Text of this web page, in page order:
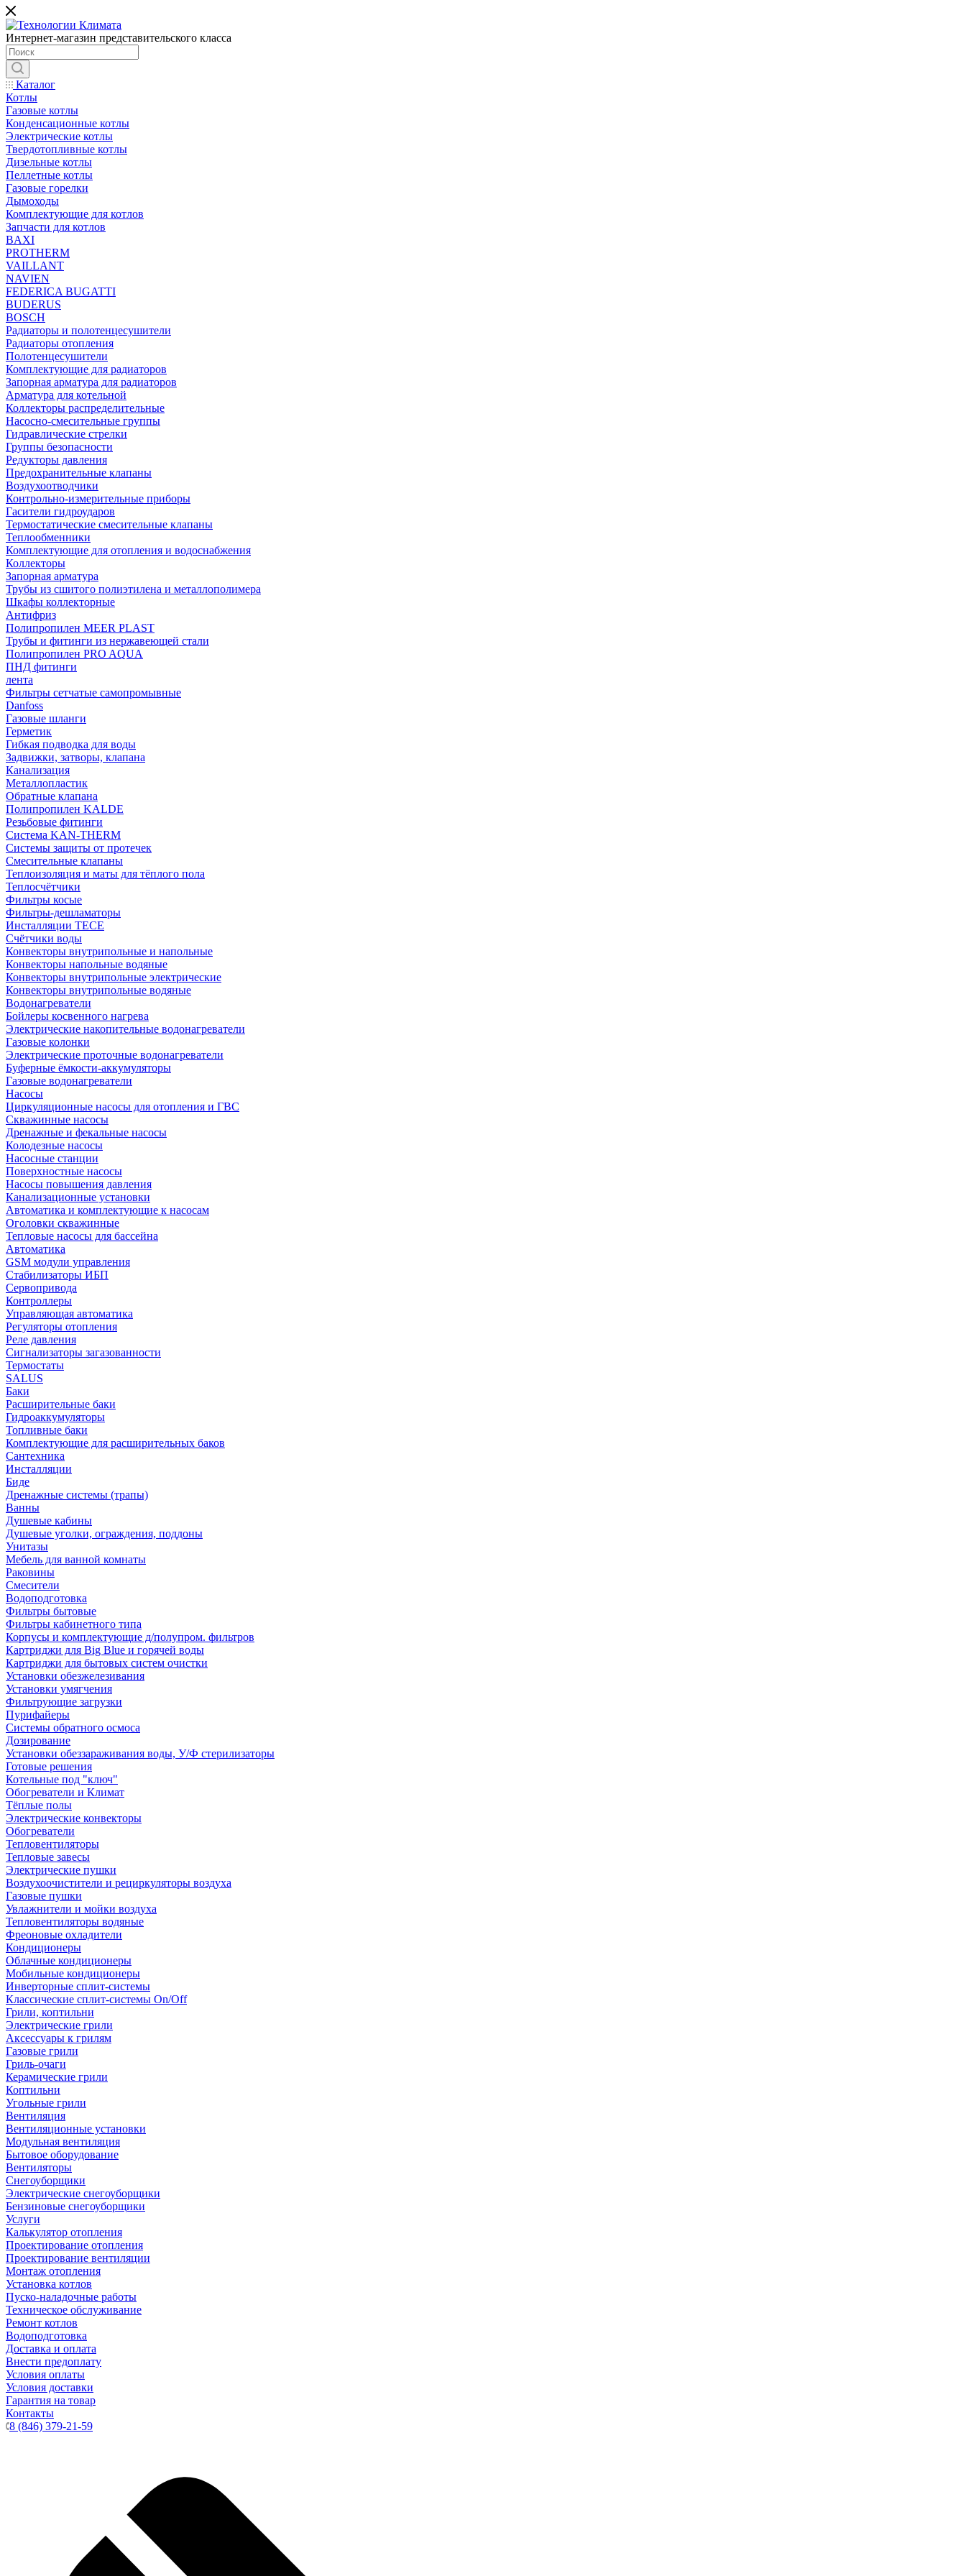
Интернет-магазин представительского класса
Каталог
Котлы
Газовые котлы
Конденсационные котлы
Электрические котлы
Твердотопливные котлы
Дизельные котлы
Пеллетные котлы
Газовые горелки
Дымоходы
Комплектующие для котлов
Запчасти для котлов
BAXI
PROTHERM
VAILLANT
NAVIEN
FEDERICA BUGATTI
BUDERUS
BOSCH
Радиаторы и полотенцесушители
Радиаторы отопления
Полотенцесушители
Комплектующие для радиаторов
Запорная арматура для радиаторов
Арматура для котельной
Коллекторы распределительные
Насосно-смесительные группы
Гидравлические стрелки
Группы безопасности
Редукторы давления
Предохранительные клапаны
Воздухоотводчики
Контрольно-измерительные приборы
Гасители гидроударов
Термостатические смесительные клапаны
Теплообменники
Комплектующие для отопления и водоснабжения
Коллекторы
Запорная арматура
Трубы из сшитого полиэтилена и металлополимера
Шкафы коллекторные
Антифриз
Полипропилен MEER PLAST
Трубы и фитинги из нержавеющей стали
Полипропилен PRO AQUA
ПНД фитинги
лента
Фильтры сетчатые самопромывные
Danfoss
Газовые шланги
Герметик
Гибкая подводка для воды
Задвижки, затворы, клапана
Канализация
Металлопластик
Обратные клапана
Полипропилен KALDE
Резьбовые фитинги
Система KAN-THERM
Системы защиты от протечек
Смесительные клапаны
Теплоизоляция и маты для тёплого пола
Теплосчётчики
Фильтры косые
Фильтры-дешламаторы
Инсталляции TECE
Счётчики воды
Конвекторы внутрипольные и напольные
Конвекторы напольные водяные
Конвекторы внутрипольные электрические
Конвекторы внутрипольные водяные
Водонагреватели
Бойлеры косвенного нагрева
Электрические накопительные водонагреватели
Газовые колонки
Электрические проточные водонагреватели
Буферные ёмкости-аккумуляторы
Газовые водонагреватели
Насосы
Циркуляционные насосы для отопления и ГВС
Скважинные насосы
Дренажные и фекальные насосы
Колодезные насосы
Насосные станции
Поверхностные насосы
Насосы повышения давления
Канализационные установки
Автоматика и комплектующие к насосам
Оголовки скважинные
Тепловые насосы для бассейна
Автоматика
GSM модули управления
Стабилизаторы ИБП
Сервопривода
Контроллеры
Управляющая автоматика
Регуляторы отопления
Реле давления
Сигнализаторы загазованности
Термостаты
SALUS
Баки
Расширительные баки
Гидроаккумуляторы
Топливные баки
Комплектующие для расширительных баков
Сантехника
Инсталляции
Биде
Дренажные системы (трапы)
Ванны
Душевые кабины
Душевые уголки, ограждения, поддоны
Унитазы
Мебель для ванной комнаты
Раковины
Смесители
Водоподготовка
Фильтры бытовые
Фильтры кабинетного типа
Корпусы и комплектующие д/полупром. фильтров
Картриджи для Big Blue и горячей воды
Картриджи для бытовых систем очистки
Установки обезжелезивания
Установки умягчения
Фильтрующие загрузки
Пурифайеры
Системы обратного осмоса
Дозирование
Установки обеззараживания воды, У/Ф стерилизаторы
Готовые решения
Котельные под "ключ"
Обогреватели и Климат
Тёплые полы
Электрические конвекторы
Обогреватели
Тепловентиляторы
Тепловые завесы
Электрические пушки
Воздухоочистители и рециркуляторы воздуха
Газовые пушки
Увлажнители и мойки воздуха
Тепловентиляторы водяные
Фреоновые охладители
Кондиционеры
Облачные кондиционеры
Мобильные кондиционеры
Инверторные сплит-системы
Классические сплит-системы On/Off
Грили, коптильни
Электрические грили
Аксессуары к грилям
Газовые грили
Гриль-очаги
Керамические грили
Коптильни
Угольные грили
Вентиляция
Вентиляционные установки
Модульная вентиляция
Бытовое оборудование
Вентиляторы
Снегоуборщики
Электрические снегоуборщики
Бензиновые снегоуборщики
Услуги
Калькулятор отопления
Проектирование отопления
Проектирование вентиляции
Монтаж отопления
Установка котлов
Пуско-наладочные работы
Техническое обслуживание
Ремонт котлов
Водоподготовка
Доставка и оплата
Внести предоплату
Условия оплаты
Условия доставки
Гарантия на товар
Контакты
8 (846) 379-21-59